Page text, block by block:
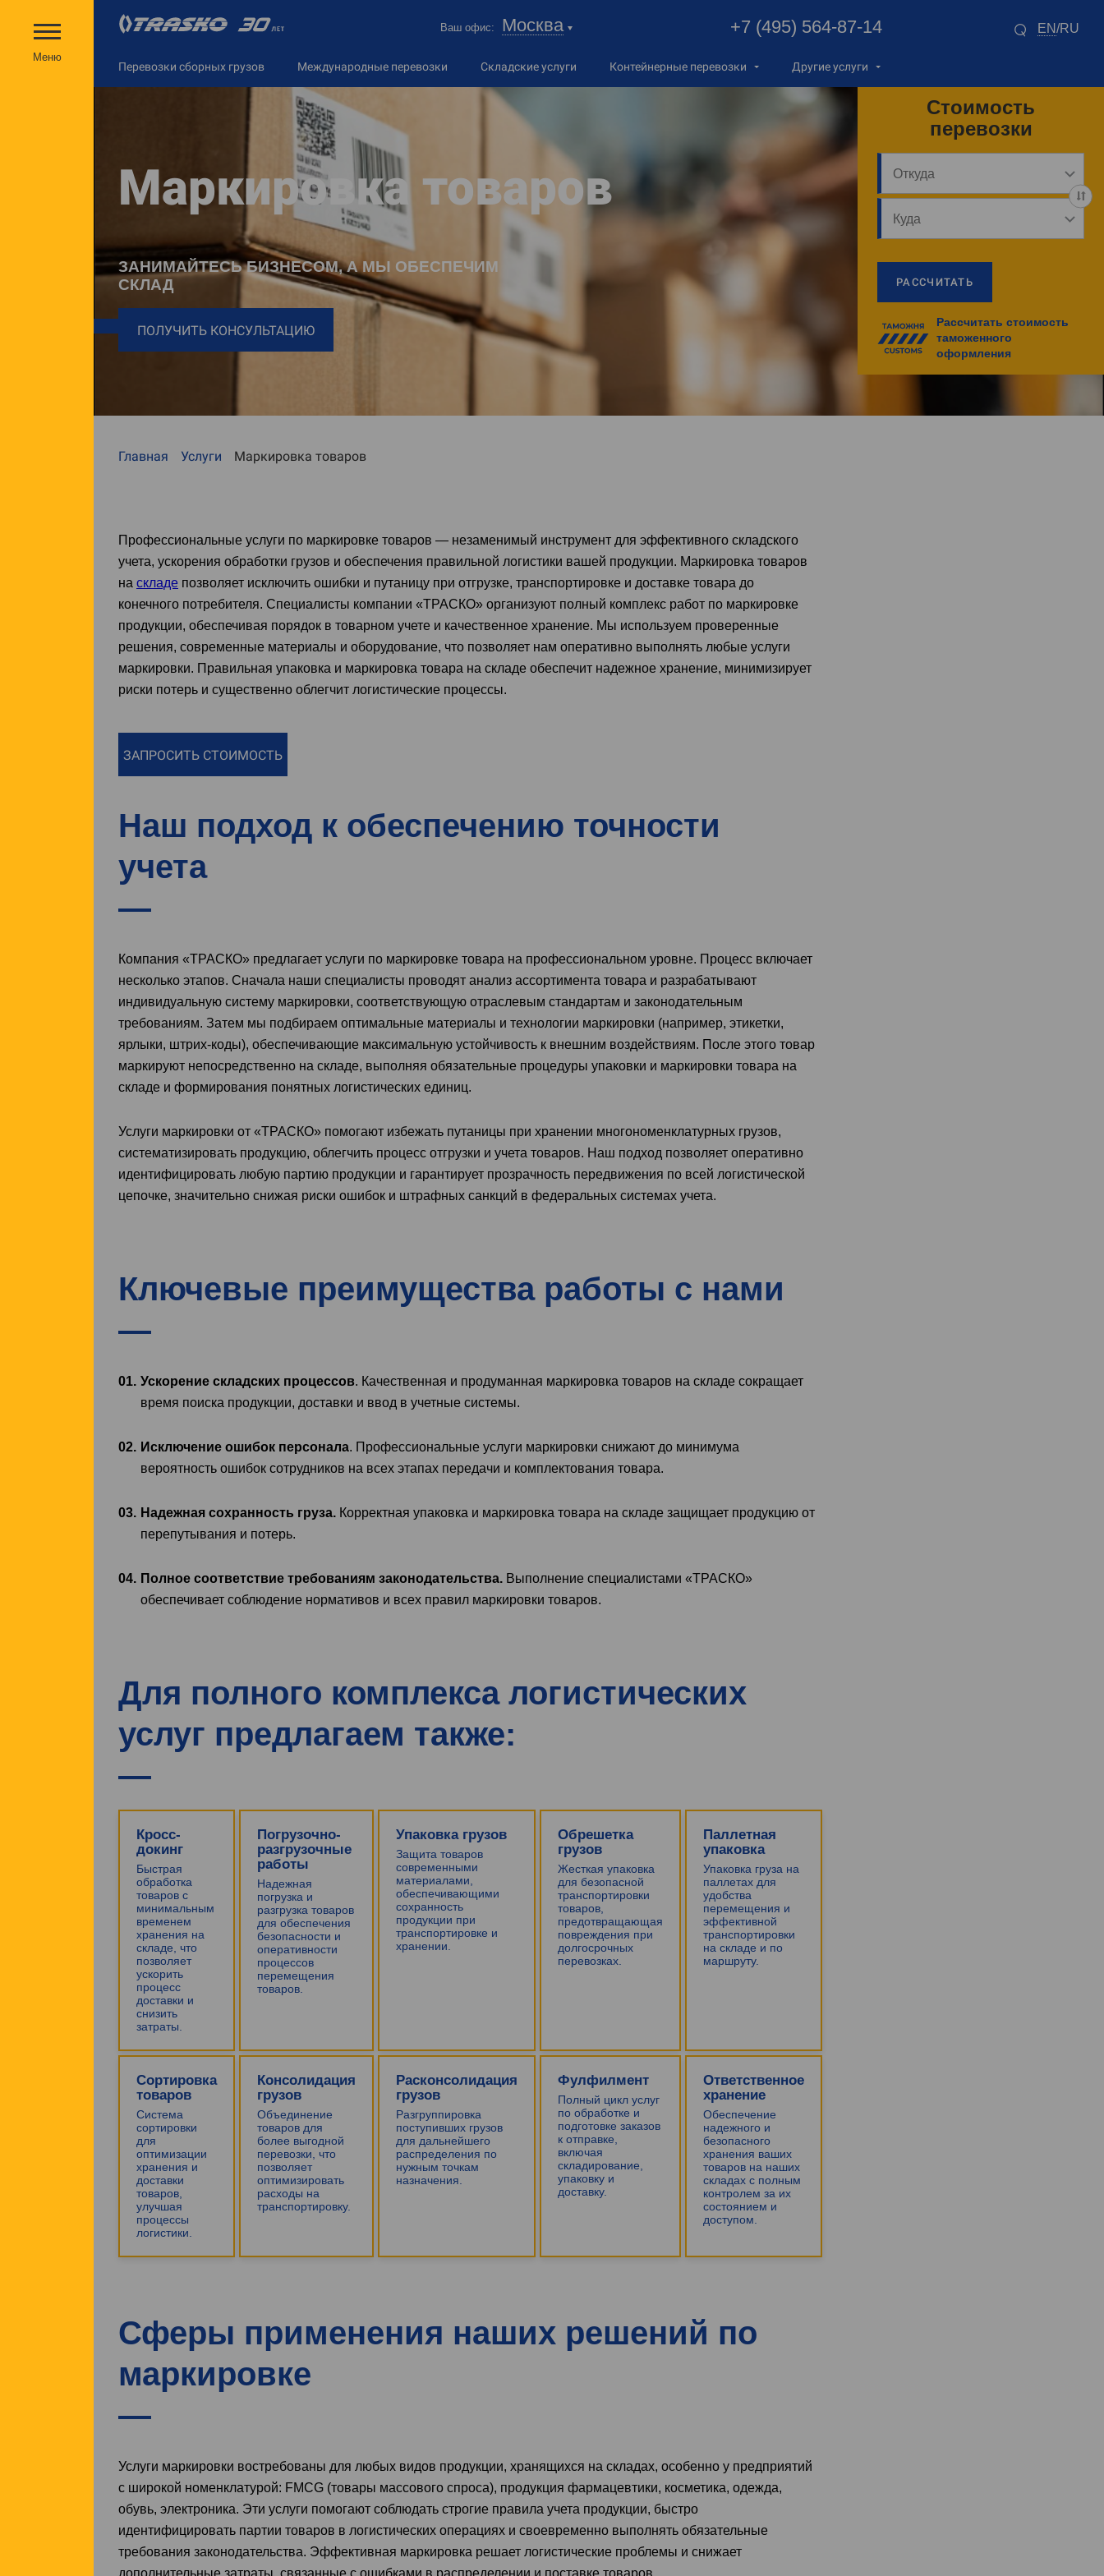
Меню
Ваш офис: Москва +7 (495) 564-87-14 EN/RU
Перевозки сборных грузов Международные перевозки Складские услуги Контейнерные перевозки Другие услуги
Стоимость
перевозки
РАССЧИТАТЬ
Рассчитать стоимость
таможенного
оформления
Маркировка товаров
ЗАНИМАЙТЕСЬ БИЗНЕСОМ, А МЫ ОБЕСПЕЧИМ
СКЛАД
ПОЛУЧИТЬ КОНСУЛЬТАЦИЮ
Главная Услуги Маркировка товаров
Профессиональные услуги по маркировке товаров — незаменимый инструмент для эффективного складского
учета, ускорения обработки грузов и обеспечения правильной логистики вашей продукции. Маркировка товаров
на складе позволяет исключить ошибки и путаницу при отгрузке, транспортировке и доставке товара до
конечного потребителя. Специалисты компании «ТРАСКО» организуют полный комплекс работ по маркировке
продукции, обеспечивая порядок в товарном учете и качественное хранение. Мы используем проверенные
решения, современные материалы и оборудование, что позволяет нам оперативно выполнять любые услуги
маркировки. Правильная упаковка и маркировка товара на складе обеспечит надежное хранение, минимизирует
риски потерь и существенно облегчит логистические процессы.
ЗАПРОСИТЬ СТОИМОСТЬ
Наш подход к обеспечению точности
учета
Компания «ТРАСКО» предлагает услуги по маркировке товара на профессиональном уровне. Процесс включает
несколько этапов. Сначала наши специалисты проводят анализ ассортимента товара и разрабатывают
индивидуальную систему маркировки, соответствующую отраслевым стандартам и законодательным
требованиям. Затем мы подбираем оптимальные материалы и технологии маркировки (например, этикетки,
ярлыки, штрих-коды), обеспечивающие максимальную устойчивость к внешним воздействиям. После этого товар
маркируют непосредственно на складе, выполняя обязательные процедуры упаковки и маркировки товара на
складе и формирования понятных логистических единиц.
Услуги маркировки от «ТРАСКО» помогают избежать путаницы при хранении многономенклатурных грузов,
систематизировать продукцию, облегчить процесс отгрузки и учета товаров. Наш подход позволяет оперативно
идентифицировать любую партию продукции и гарантирует прозрачность передвижения по всей логистической
цепочке, значительно снижая риски ошибок и штрафных санкций в федеральных системах учета.
Ключевые преимущества работы с нами
Ускорение складских процессов. Качественная и продуманная маркировка товаров на складе сокращает
время поиска продукции, доставки и ввод в учетные системы.
Исключение ошибок персонала. Профессиональные услуги маркировки снижают до минимума
вероятность ошибок сотрудников на всех этапах передачи и комплектования товара.
Надежная сохранность груза. Корректная упаковка и маркировка товара на складе защищает продукцию от
перепутывания и потерь.
Полное соответствие требованиям законодательства. Выполнение специалистами «ТРАСКО»
обеспечивает соблюдение нормативов и всех правил маркировки товаров.
Для полного комплекса логистических
услуг предлагаем также:
Кросс-
докинг
Быстрая
обработка
товаров с
минимальным
временем
хранения на
складе, что
позволяет
ускорить
процесс
доставки и
снизить
затраты.
Погрузочно-
разгрузочные
работы
Надежная
погрузка и
разгрузка товаров
для обеспечения
безопасности и
оперативности
процессов
перемещения
товаров.
Упаковка грузов
Защита товаров
современными
материалами,
обеспечивающими
сохранность
продукции при
транспортировке и
хранении.
Обрешетка
грузов
Жесткая упаковка
для безопасной
транспортировки
товаров,
предотвращающая
повреждения при
долгосрочных
перевозках.
Паллетная
упаковка
Упаковка груза на
паллетах для
удобства
перемещения и
эффективной
транспортировки
на складе и по
маршруту.
Сортировка
товаров
Система
сортировки
для
оптимизации
хранения и
доставки
товаров,
улучшая
процессы
логистики.
Консолидация
грузов
Объединение
товаров для
более выгодной
перевозки, что
позволяет
оптимизировать
расходы на
транспортировку.
Расконсолидация
грузов
Разгруппировка
поступивших грузов
для дальнейшего
распределения по
нужным точкам
назначения.
Фулфилмент
Полный цикл услуг
по обработке и
подготовке заказов
к отправке,
включая
складирование,
упаковку и
доставку.
Ответственное
хранение
Обеспечение
надежного и
безопасного
хранения ваших
товаров на наших
складах с полным
контролем за их
состоянием и
доступом.
Сферы применения наших решений по
маркировке
Услуги маркировки востребованы для любых видов продукции, хранящихся на складах, особенно у предприятий
с широкой номенклатурой: FMCG (товары массового спроса), продукция фармацевтики, косметика, одежда,
обувь, электроника. Эти услуги помогают соблюдать строгие правила учета продукции, быстро
идентифицировать партии товаров в логистических операциях и своевременно выполнять обязательные
требования законодательства. Эффективная маркировка решает логистические проблемы и снижает
дополнительные затраты, связанные с ошибками в распределении и поставке товаров.